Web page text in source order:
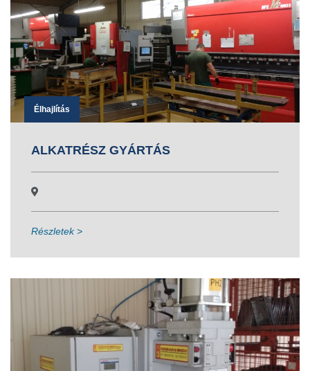
Élhajlítás
ALKATRÉSZ GYÁRTÁS
Részletek >